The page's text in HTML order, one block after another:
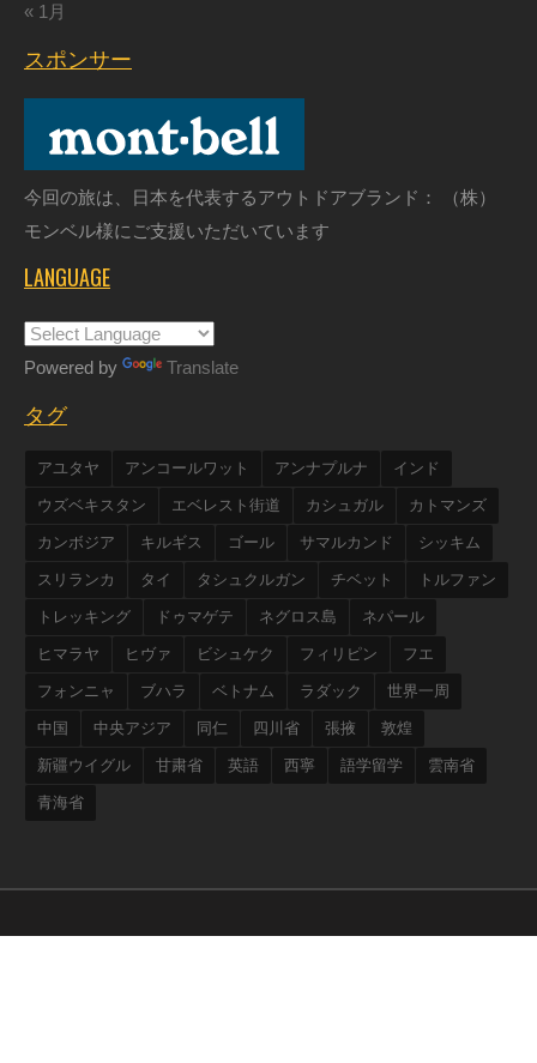
« 1月
スポンサー
今回の旅は、日本を代表するアウトドアブランド： （株）
モンベル様にご支援いただいています
LANGUAGE
Powered by Translate
タグ
アユタヤ アンコールワット アンナプルナ インド
ウズベキスタン エベレスト街道 カシュガル カトマンズ
カンボジア キルギス ゴール サマルカンド シッキム
スリランカ タイ タシュクルガン チベット トルファン
トレッキング ドゥマゲテ ネグロス島 ネパール
ヒマラヤ ヒヴァ ビシュケク フィリピン フエ
フォンニャ ブハラ ベトナム ラダック 世界一周
中国 中央アジア 同仁 四川省 張掖 敦煌
新疆ウイグル 甘粛省 英語 西寧 語学留学 雲南省
青海省